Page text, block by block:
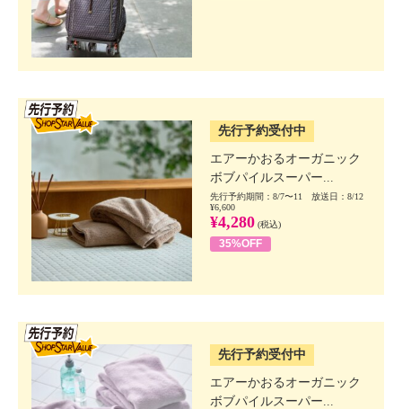
先行予約受付中
エアーかおるオーガニック
ボブパイルスーパー...
先行予約期間：8/7〜11 放送日：8/12
¥6,600
¥4,280 (税込)
35%OFF
先行予約受付中
エアーかおるオーガニック
ボブパイルスーパー...